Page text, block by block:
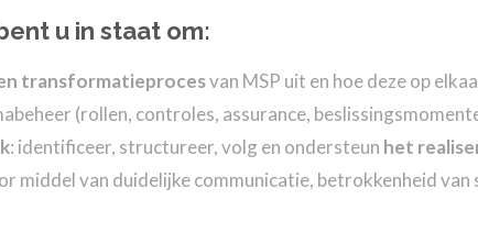
u in staat om:
transformatieprocesvan MSP uit en hoe deze op
(rollen, controles, assurance,
: identificeer, structureer, volg en ondersteun het
middel van duidelijke communicatie, betrokkenheid van